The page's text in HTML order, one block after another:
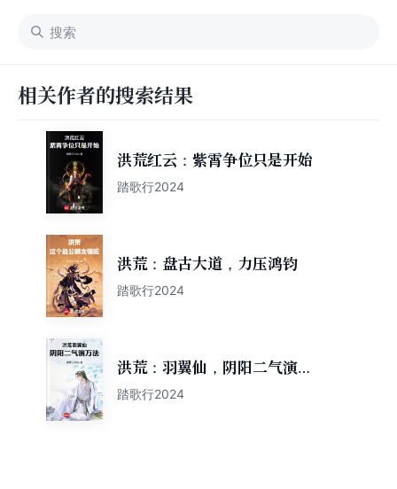
相关作者的搜索结果
洪荒红云：紫霄争位只是开始
踏歌行2024
洪荒：盘古大道，力压鸿钧
踏歌行2024
洪荒：羽翼仙，阴阳二气演万
法
踏歌行2024